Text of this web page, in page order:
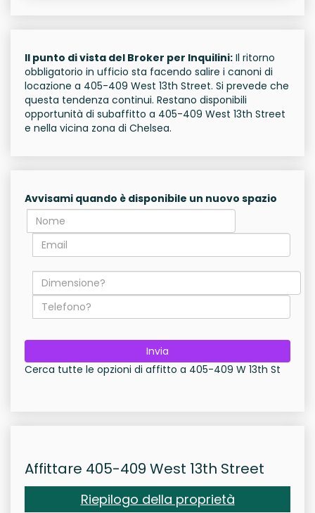
Il punto di vista del Broker per Inquilini: Il ritorno
obbligatorio in ufficio sta facendo salire i canoni di
locazione a 405-409 West 13th Street. Si prevede che
questa tendenza continui. Restano disponibili
opportunità di subaffitto a 405-409 West 13th Street
e nella vicina zona di Chelsea.
Avvisami quando è disponibile un nuovo spazio
Invia
Cerca tutte le opzioni di affitto a 405-409 W 13th St
Affittare 405-409 West 13th Street
Riepilogo della proprietà